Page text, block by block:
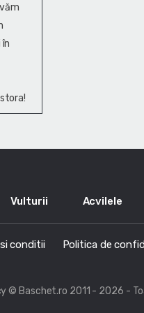
Vulturii Acvilele
conditii Politica de
© Baschet.ro 2011 - 2026 -